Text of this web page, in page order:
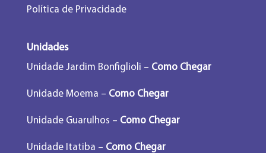
Política de Privacidade
Unidades
Unidade Jardim Bonfiglioli – Como Chegar
Unidade Moema – Como Chegar
Unidade Guarulhos – Como Chegar
Unidade Itatiba – Como Chegar